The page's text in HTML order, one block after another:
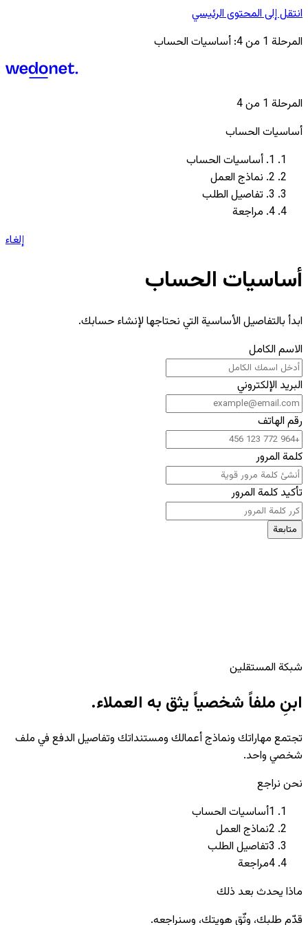
انتقل إلى المحتوى الرئيسي
المرحلة 1 من 4: أساسيات الحساب
المرحلة 1 من 4
أساسيات الحساب
1
. أساسيات الحساب
2
. نماذج العمل
3
. تفاصيل الطلب
4
. مراجعة
إلغاء
أساسيات الحساب
ابدأ بالتفاصيل الأساسية التي نحتاجها لإنشاء حسابك.
الاسم الكامل
البريد الإلكتروني
رقم الهاتف
كلمة المرور
تأكيد كلمة المرور
متابعة
شبكة المستقلين
ابنِ ملفاً شخصياً يثق به العملاء.
تجتمع مهاراتك ونماذج أعمالك ومستنداتك وتفاصيل الدفع في ملف
شخصي واحد.
نحن نراجع
1أساسيات الحساب
2نماذج العمل
3تفاصيل الطلب
4مراجعة
ماذا يحدث بعد ذلك
قدّم طلبك، وثّق هويتك، وسنراجعه.